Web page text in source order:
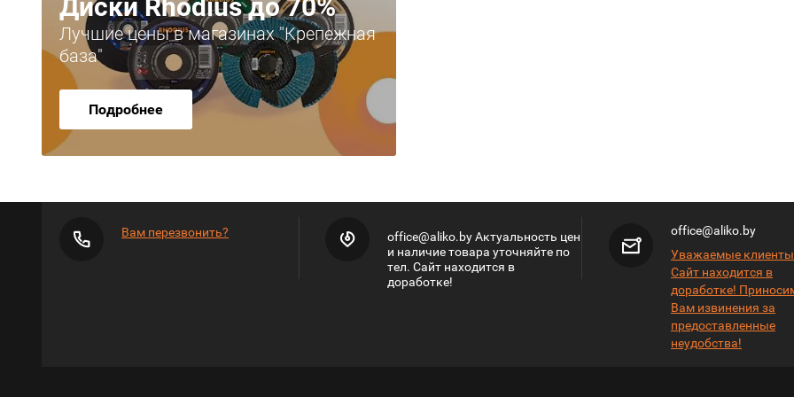
Диски Rhodius до 70%
Лучшие цены в магазинах "Крепежная
база"
Подробнее
Вам перезвонить?
office@aliko.by Актуальность цен
и наличие товара уточняйте по
тел. Сайт находится в
доработке!
office@aliko.by
Уважаемые
Сайт находится в
доработке!
Вам извинения за
предоставленные
неудобства!